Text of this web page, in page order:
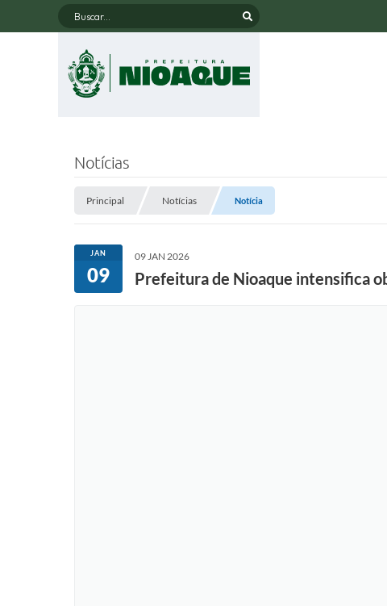
Buscar...
Notícias
Principal Notícias Notícia
JAN
09
09 JAN 2026
Prefeitura de Nioaque intensifica